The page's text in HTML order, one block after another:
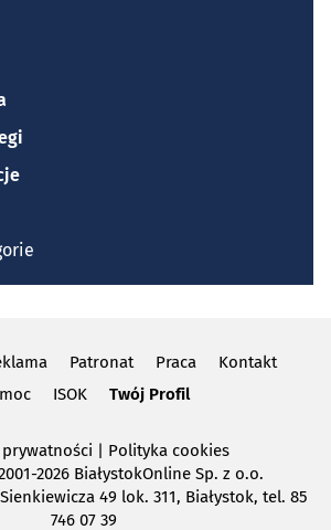
Patronat Praca
Kontakt
ISOK Twój Profil
Polityka cookies
2026 BiałystokOnline Sp. z o.o.
49 lok. 311, Białystok, tel. 85
746 07 39